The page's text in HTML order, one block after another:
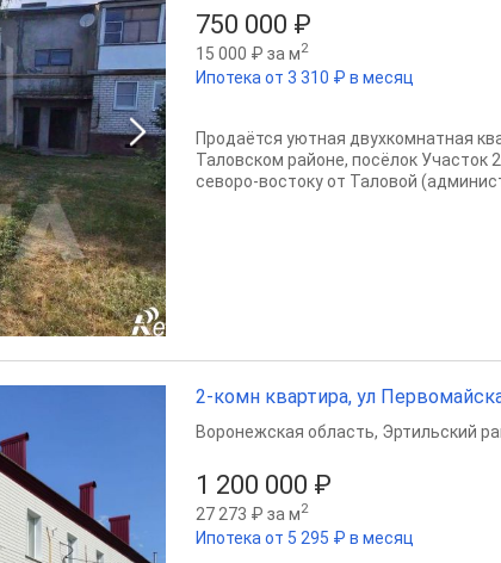
750 000 ₽
15 000 ₽ за м2
Ипотека от 3 310 ₽ в месяц
Продаётся уютная двухкомнатная
Таловском районе, посёлок Участок
севоро-востоку от Таловой
2-комн квартира, ул
1 200 000 ₽
27 273 ₽ за м2
Ипотека от 5 295 ₽ в месяц
Воронежская область, Эртильский